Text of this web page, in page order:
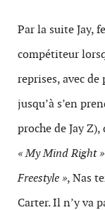
Par la suite Jay,
compétiteur
reprises, avec
jusqu’à s’en
proche de Jay
« My Mind Right »
Freestyle », Nas
Carter. Il n’y va